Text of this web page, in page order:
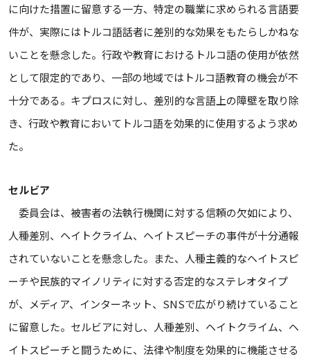
に向けた措置に留意する一方、特定の職業に求められる言語要
件が、実際にはトルコ語話者に差別的な効果をもたらしかねな
いことを懸念した。行政や教育におけるトルコ語の使用が依然
として限定的であり、一部の地域ではトルコ語教育の機会が不
十分である。キプロスに対し、差別的な言語上の障壁を取り除
き、行政や教育においてトルコ語を効果的に使用するよう求め
た。
セルビア
委員会は、被害者の法執行機関に対する信頼の欠如により、
人種差別、ヘイトクライム、ヘイトスピーチの事件が十分通報
されていないことを懸念した。また、人種主義的なヘイトスピ
ーチや民族的マイノリティに対する否定的なステレオタイプ
が、メディア、インターネット、SNSで広がり続けていること
に留意した。セルビアに対し、人種差別、ヘイトクライム、ヘ
イトスピーチと闘うために、法律や制度を効果的に機能させる